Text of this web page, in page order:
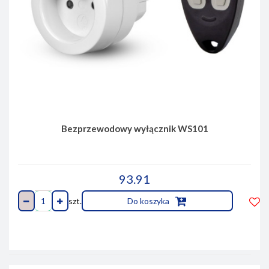
Bezprzewodowy wyłącznik WS101
93.91
szt. Do koszyka